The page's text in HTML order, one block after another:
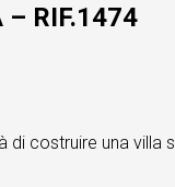
– RIF.1474
costruire una villa